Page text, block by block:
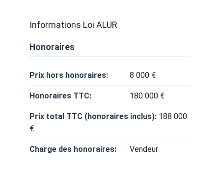
Informations Loi ALUR
Honoraires
Prix hors honoraires: 8 000 €
Honoraires TTC: 180 000 €
Prix total TTC (honoraires inclus): 188 000
€
Charge des honoraires: Vendeur